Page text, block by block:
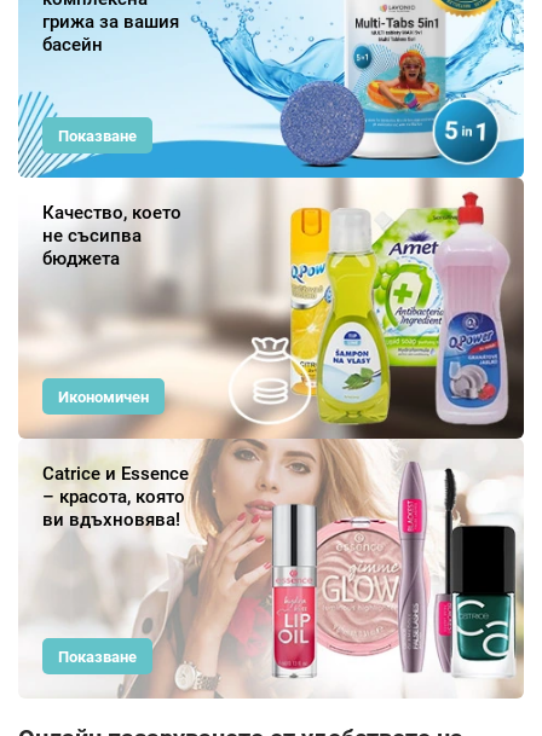
грижа за вашия
басейн
Показване
Качество, което
не съсипва
бюджета
Икономичен
Catrice и Essence
– красота, която
ви вдъхновява!
Показване